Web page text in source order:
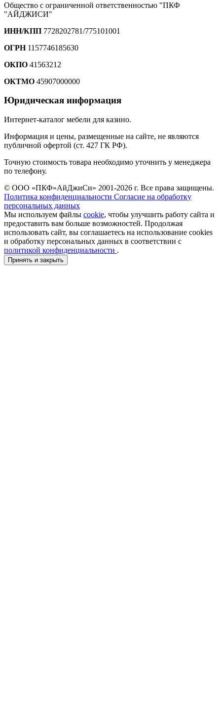
Общество с ограниченной ответственностью "ПКФ
"АЙДЖИСИ"
ИНН/КПП 7728202781/775101001
ОГРН1157746185630
ОКПО 41563212
ОКТМО 45907000000
Юридическая информация
Интернет-каталог мебели для казино.
Информация и цены, размещенные на сайте, не являются
публичной офертой (ст. 427 ГК РФ).
Точную стоимость товара необходимо уточнить у менеджера
по телефону.
© ООО «ПКФ»АйДжиСи» 2001-2026 г. Все права защищены.
Политика конфиденциальности Согласие на обработку
персональных данных
Мы используем файлы cookie, чтобы улучшить работу сайта и
предоставить вам больше возможностей. Продолжая
использовать сайт, вы соглашаетесь на использование cookies
и обработку персональных данных в соответствии с
политикой конфиденциальности .
Принять и закрыть